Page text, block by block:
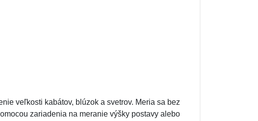
veľkosti kabátov, blúzok a svetrov. Meria sa bez
zariadenia na meranie výšky postavy alebo